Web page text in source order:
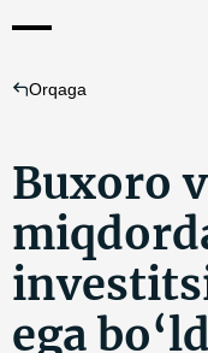
Orqaga
Buxoro
ega